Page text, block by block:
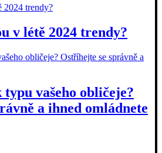
v létě 2024 trendy?
typu vašeho obličeje?
a ihned omládnete